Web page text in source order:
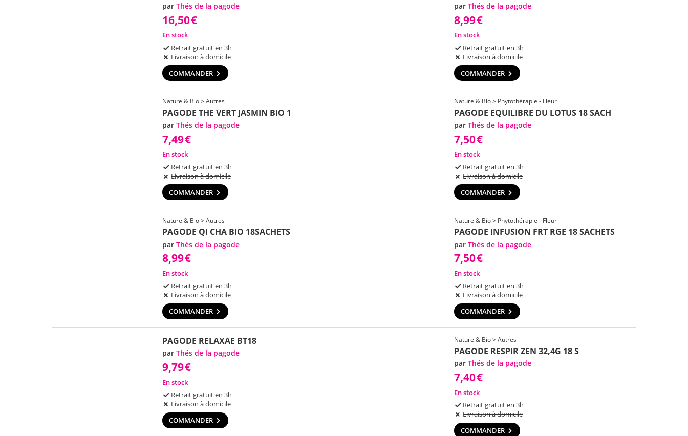
par Thés de la pagode
16,50€
En stock
Retrait gratuit en 3h
Livraison à domicile
COMMANDER
par Thés de la pagode
8,99€
En stock
Retrait gratuit en 3h
Livraison à domicile
COMMANDER
Nature & Bio > Autres
PAGODE THE VERT JASMIN BIO 1
par Thés de la pagode
7,49€
En stock
Retrait gratuit en 3h
Livraison à domicile
COMMANDER
Nature & Bio > Phytothérapie - Fleur
PAGODE EQUILIBRE DU LOTUS 18 SACH
par Thés de la pagode
7,50€
En stock
Retrait gratuit en 3h
Livraison à domicile
COMMANDER
Nature & Bio > Autres
PAGODE QI CHA BIO 18SACHETS
par Thés de la pagode
8,99€
En stock
Retrait gratuit en 3h
Livraison à domicile
COMMANDER
Nature & Bio > Phytothérapie - Fleur
PAGODE INFUSION FRT RGE 18 SACHETS
par Thés de la pagode
7,50€
En stock
Retrait gratuit en 3h
Livraison à domicile
COMMANDER
PAGODE RELAXAE BT18
par Thés de la pagode
9,79€
En stock
Retrait gratuit en 3h
Livraison à domicile
COMMANDER
Nature & Bio > Autres
PAGODE RESPIR ZEN 32,4G 18 S
par Thés de la pagode
7,40€
En stock
Retrait gratuit en 3h
Livraison à domicile
COMMANDER